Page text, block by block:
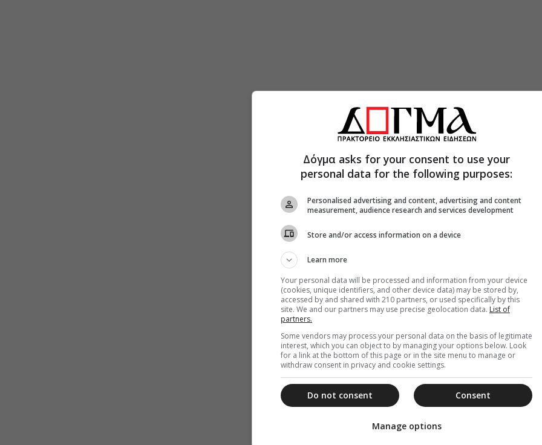
Δόγμα asks for your consent to use your
personal data for the following purposes:
Personalised advertising and content, advertising and content
measurement, audience research and services development
Store and/or access information on a device
Learn more
Your personal data will be processed and information from your device
(cookies, unique identifiers, and other device data) may be stored by,
accessed by and shared with 210 partners, or used specifically by this
site. We and our partners may use precise geolocation data. List of
partners.
Some vendors may process your personal data on the basis of legitimate
interest, which you can object to by managing your options below. Look
for a link at the bottom of this page or in the site menu to manage or
withdraw consent in privacy and cookie settings.
Consent
Do not consent
Manage options